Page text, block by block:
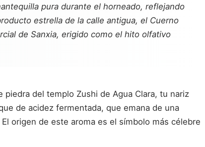
pura durante el horneado, reflejando
estrella de la calle antigua, el Cuerno
de Sanxia, erigido como el hito olfativo
del templo Zushi de Agua Clara, tu nariz
de acidez fermentada, que emana de una
origen de este aroma es el símbolo más célebre